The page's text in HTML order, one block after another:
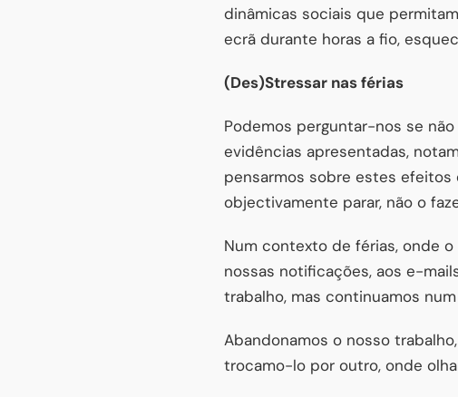
dinâmicas sociais que
ecrã durante horas a fio,
(Des)Stressar nas férias
Podemos perguntar-nos se
evidências apresentadas,
pensarmos sobre estes efeitos
objectivamente parar, não o
Num contexto de férias, onde
nossas notificações, aos e-
trabalho, mas continuamos
Abandonamos o nosso
trocamo-lo por outro, onde